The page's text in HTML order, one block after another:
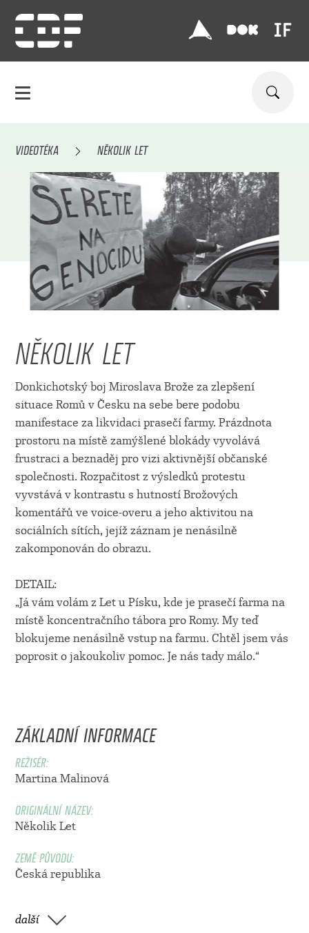
VIDEOTÉKA NĚKOLIK LET
NĚKOLIK LET
Donkichotský boj Miroslava Brože za zlepšení
situace Romů v Česku na sebe bere podobu
manifestace za likvidaci prasečí farmy. Prázdnota
prostoru na místě zamýšlené blokády vyvolává
frustraci a beznaděj pro vizi aktivnější občanské
společnosti. Rozpačitost z výsledků protestu
vyvstává v kontrastu s hutností Brožových
komentářů ve voice-overu a jeho aktivitou na
sociálních sítích, jejíž záznam je nenásilně
zakomponován do obrazu.
DETAIL:
„Já vám volám z Let u Písku, kde je prasečí farma na
místě koncentračního tábora pro Romy. My teď
blokujeme nenásilně vstup na farmu. Chtěl jsem vás
poprosit o jakoukoliv pomoc. Je nás tady málo.“
ZÁKLADNÍ INFORMACE
REŽISÉR:
Martina Malinová
ORIGINÁLNÍ NÁZEV:
Několik Let
ZEMĚ PŮVODU:
Česká republika
další